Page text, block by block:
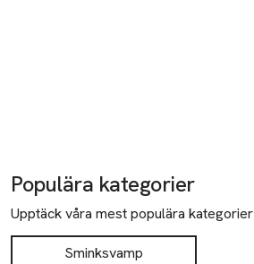
Populära kategorier
Upptäck våra mest populära kategorier
Sminksvamp